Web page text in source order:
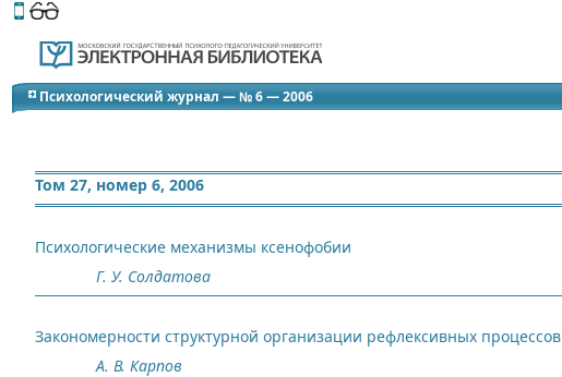
Этот сайт поддерживает
Психологический журнал — № 6 — 2006
Том 27, номер 6, 2006
Психологические механизмы ксенофобии
Г. У. Солдатова
Закономерности структурной организации рефлексивных процессов
A. В. Карпов